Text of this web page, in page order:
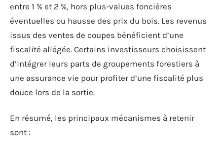
entre 1 % et 2 %, hors plus-values foncières
éventuelles ou hausse des prix du bois. Les revenus
issus des ventes de coupes bénéficient d’une
fiscalité allégée. Certains investisseurs choisissent
d’intégrer leurs parts de groupements forestiers à
une assurance vie pour profiter d’une fiscalité plus
douce lors de la sortie.
En résumé, les principaux mécanismes à retenir
sont :